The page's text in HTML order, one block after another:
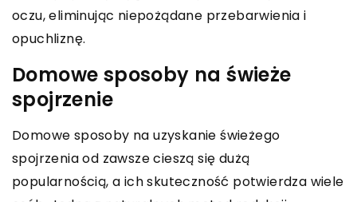
oczu, eliminując niepożądane przebarwienia i
opuchliznę.
Domowe sposoby na świeże
spojrzenie
Domowe sposoby na uzyskanie świeżego
spojrzenia od zawsze cieszą się dużą
popularnością, a ich skuteczność potwierdza wiele